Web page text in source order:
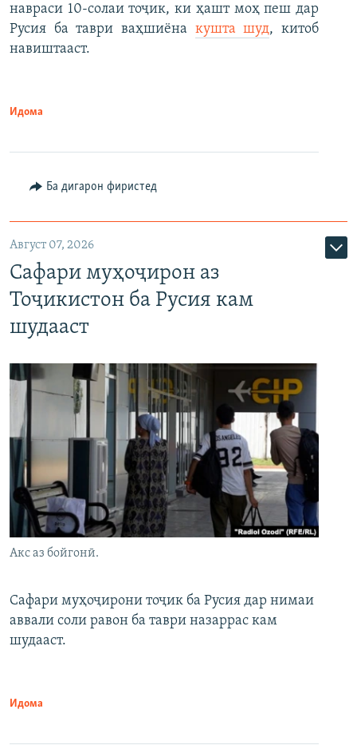
навраси 10-солаи тоҷик, ки ҳашт моҳ пеш дар
Русия ба таври ваҳшиёна кушта шуд, китоб
навиштааст.
Идома
Ба дигарон фиристед
Август 07, 2026
Сафари муҳоҷирон аз
Тоҷикистон ба Русия кам
шудааст
Акс аз бойгонӣ.
Сафари муҳоҷирони тоҷик ба Русия дар нимаи
аввали соли равон ба таври назаррас кам
шудааст.
Идома